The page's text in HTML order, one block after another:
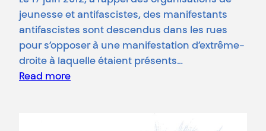
jeunesse et antifascistes, des manifestants
antifascistes sont descendus dans les rues
pour s’opposer à une manifestation d’extrême-
droite à laquelle étaient présents…
Read more